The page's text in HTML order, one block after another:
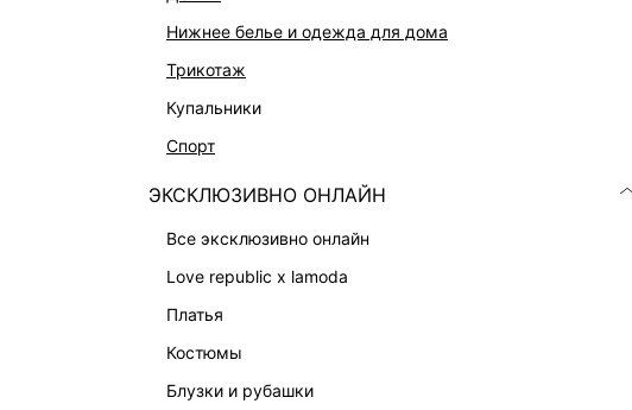
нижнее белье и одежда для дома
трикотаж
купальники
спорт
ЭКСКЛЮЗИВНО ОНЛАЙН
все эксклюзивно онлайн
love republic x lamoda
платья
костюмы
блузки и рубашки
БАЛЬЗАМЫ-ТИНТЫ
ЛИМИТИРОВАННЫЕ КОЛЛЕКЦИИ
КАПСУЛЬНЫЙ ГАРДЕРОБ